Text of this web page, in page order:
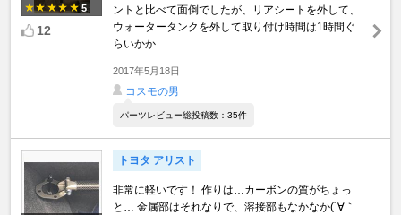
5
12
ントと比べて面倒でしたが、リアシートを外して、
ウォータータンクを外して取り付け時間は1時間ぐ
らいかか ...
2017年5月18日
コスモの男
パーツレビュー総投稿数：35件
トヨタ アリスト
非常に軽いです！ 作りは…カーボンの質がちょっ
と… 金属部はそれなりで、溶接部もなかなか(´∀｀